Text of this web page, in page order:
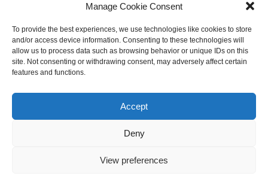
Manage Cookie Consent
To provide the best experiences, we use technologies like cookies to store
and/or access device information. Consenting to these technologies will
allow us to process data such as browsing behavior or unique IDs on this
site. Not consenting or withdrawing consent, may adversely affect certain
features and functions.
Accept
Deny
View preferences
Veidrodis į vonią
© 2022 UAB "Henda" | Visos teisės saugomos | Sukūrė